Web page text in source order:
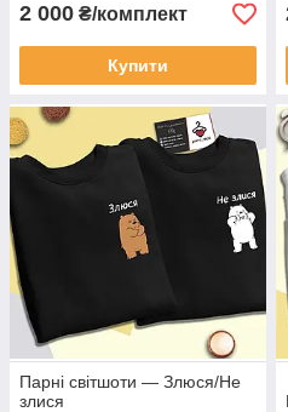
2 000 ₴/комплект
Купити
Парні світшоти — Злюся/Не
злися